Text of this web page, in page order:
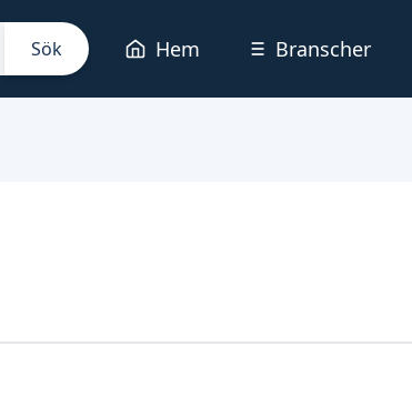
Sök Hem Branscher